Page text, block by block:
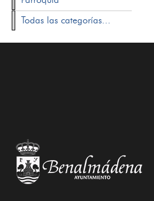
Todas las categorías...